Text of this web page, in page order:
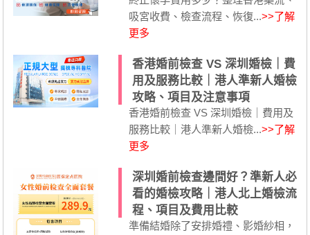
吸宮收費、檢查流程、恢復...>>了解
更多
香港婚前檢查 VS 深圳婚檢｜費
用及服務比較｜港人準新人婚檢
攻略、項目及注意事項
香港婚前檢查 VS 深圳婚檢｜費用及
服務比較｜港人準新人婚檢...>>了解
更多
深圳婚前檢查邊間好？準新人必
看的婚檢攻略｜港人北上婚檢流
程、項目及費用比較
準備結婚除了安排婚禮、影婚紗相，